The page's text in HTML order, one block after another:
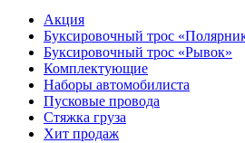
Акция
Буксировочный трос
Буксировочный трос «Рывок»
Комплектующие
Наборы автомобилиста
Пусковые провода
Стяжка груза
Хит продаж